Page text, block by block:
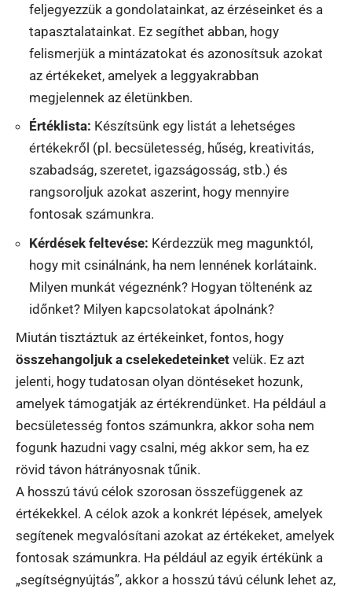
feljegyezzük a gondolatainkat, az érzéseinket és a
tapasztalatainkat. Ez segíthet abban, hogy
felismerjük a mintázatokat és azonosítsuk azokat
az értékeket, amelyek a leggyakrabban
megjelennek az életünkben.
Értéklista: Készítsünk egy listát a lehetséges
értékekről (pl. becsületesség, hűség, kreativitás,
szabadság, szeretet, igazságosság, stb.) és
rangsoroljuk azokat aszerint, hogy mennyire
fontosak számunkra.
Kérdések feltevése: Kérdezzük meg magunktól,
hogy mit csinálnánk, ha nem lennének korlátaink.
Milyen munkát végeznénk? Hogyan töltenénk az
időnket? Milyen kapcsolatokat ápolnánk?
Miután tisztáztuk az értékeinket, fontos, hogy
összehangoljuk a cselekedeteinket velük. Ez azt
jelenti, hogy tudatosan olyan döntéseket hozunk,
amelyek támogatják az értékrendünket. Ha például a
becsületesség fontos számunkra, akkor soha nem
fogunk hazudni vagy csalni, még akkor sem, ha ez
rövid távon hátrányosnak tűnik.
A hosszú távú célok szorosan összefüggenek az
értékekkel. A célok azok a konkrét lépések, amelyek
segítenek megvalósítani azokat az értékeket, amelyek
fontosak számunkra. Ha például az egyik értékünk a
„segítségnyújtás”, akkor a hosszú távú célunk lehet az,